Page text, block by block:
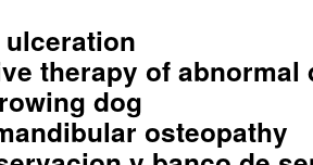
therapy of abnormal
dog
osteopathy